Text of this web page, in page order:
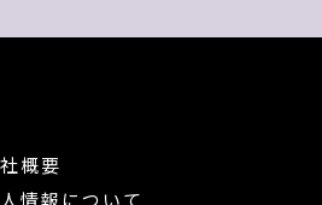
概要
情報について